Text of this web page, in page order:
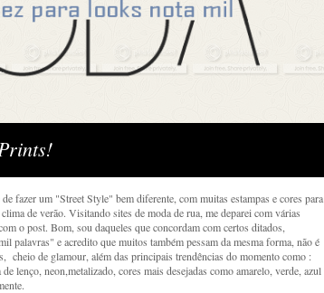
fazer um "Street Style" bem diferente, com muitas estampas e cores para
de verão. Visitando sites de moda de rua, me deparei com várias
o post. Bom, sou daqueles que concordam com certos ditados,
palavras" e acredito que muitos também pessam da mesma forma, não é
cheio de glamour, além das principais trendências do momento como :
lenço, neon,metalizado, cores mais desejadas como amarelo, verde, azul